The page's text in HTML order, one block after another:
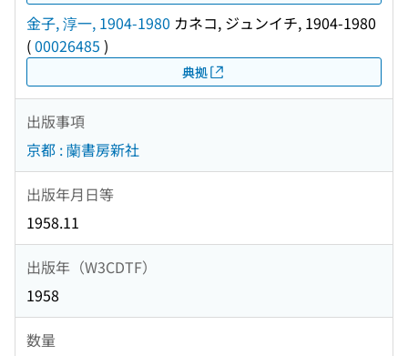
金子, 淳一, 1904-1980 カネコ, ジュンイチ, 1904-1980
(00026485 )
典拠
出版事項
京都 : 蘭書房新社
出版年月日等
1958.11
出版年（W3CDTF）
1958
数量